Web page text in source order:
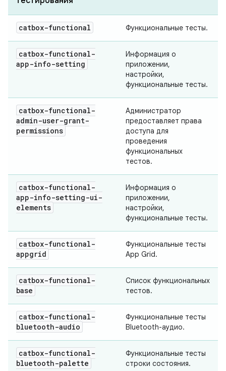
catbox-functional Функциональные тесты.
catbox-functional-
app-info-setting
Информация о
приложении,
настройки,
функциональные тесты.
catbox-functional-
admin-user-grant-
permissions
Администратор
предоставляет права
доступа для
проведения
функциональных
тестов.
catbox-functional-
app-info-setting-ui-
elements
Информация о
приложении,
настройки,
функциональные тесты.
catbox-functional-
appgrid
Функциональные тесты
App Grid.
catbox-functional-
base
Список функциональных
тестов.
catbox-functional-
bluetooth-audio
Функциональные тесты
Bluetooth-аудио.
catbox-functional-
bluetooth-palette
Функциональные тесты
строки состояния.